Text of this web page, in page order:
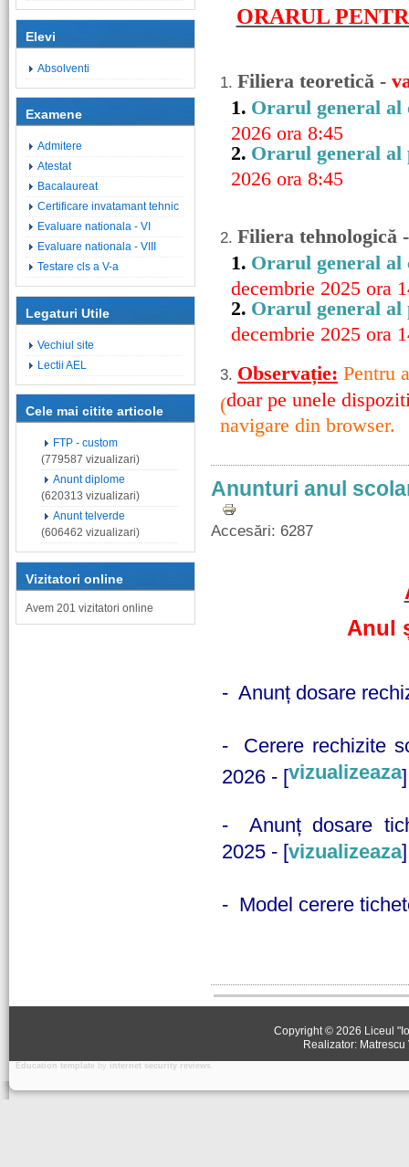
Elevi
Absolventi
Examene
Admitere
Atestat
Bacalaureat
Certificare invatamant tehnic
Evaluare nationala - VI
Evaluare nationala - VIII
Testare cls a V-a
Legaturi Utile
Vechiul site
Lectii AEL
Cele mai citite articole
FTP - custom
(779587 vizualizari)
Anunt diplome
(620313 vizualizari)
Anunt telverde
(606462 vizualizari)
Vizitatori online
Avem 201 vizitatori online
ORARUL
1. Filiera teoretică -
1. Orarul general
2026 ora 8:45
2. Orarul general
2026 ora 8:45
2. Filiera tehnologică
1. Orarul general al
decembrie 2025 ora
2. Orarul general
decembrie 2025 ora
3. Observație: Pentru
(doar pe unele
navigare din browser.
Anunturi anul
Accesări: 6287
Anul
- Anunț dosare
- Cerere rechizite
2026 - [vizualizeaza]
- Anunț dosare
2025 - [vizualizeaza]
- Model cerere
Copyright © 2026 Liceul
Realizator:
Education template by internet security reviews .